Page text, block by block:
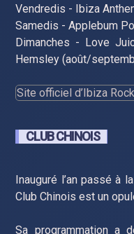
Vendredis - Ibiza
Samedis - Applebum
Dimanches - Love
Hemsley (août/
Site officiel d’Ibiza
CLUB CHINOIS
Inauguré l’an passé à
Club Chinois est un
Sa programmation a